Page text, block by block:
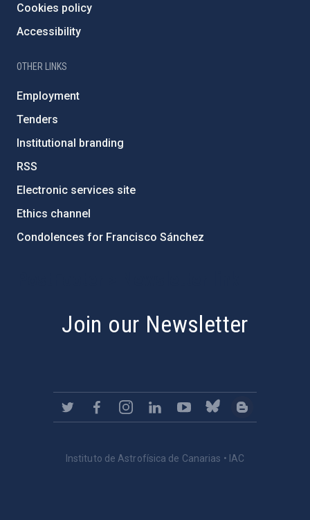
Cookies policy
Accessibility
OTHER LINKS
Employment
Tenders
Institutional branding
RSS
Electronic services site
Ethics channel
Condolences for Francisco Sánchez
Join our Newsletter
Instituto de Astrofísica de Canarias • IAC